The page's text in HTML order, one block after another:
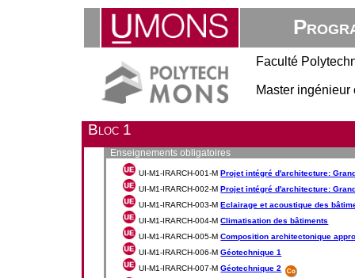
Faculté
Master
Bloc 1
Enseignements obligatoires
UI-M1-IRARCH-001-MProjet intégré d'architecture:
UI-M1-IRARCH-002-MProjet intégré d'architecture:
UI-M1-IRARCH-003-MEclairage et acoustique des
UI-M1-IRARCH-004-MClimatisation des bâtiments
UI-M1-IRARCH-005-MComposition architectonique
UI-M1-IRARCH-006-MGéotechnique 1
UI-M1-IRARCH-007-MGéotechnique 2